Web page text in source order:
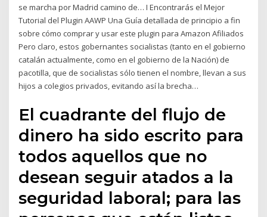
se marcha por Madrid camino de… I Encontrarás el Mejor
Tutorial del Plugin AAWP Una Guía detallada de principio a fin
sobre cómo comprar y usar este plugin para Amazon Afiliados
Pero claro, estos gobernantes socialistas (tanto en el gobierno
catalán actualmente, como en el gobierno de la Nación) de
pacotilla, que de socialistas sólo tienen el nombre, llevan a sus
hijos a colegios privados, evitando así la brecha…
El cuadrante del flujo de
dinero ha sido escrito para
todos aquellos que no
desean seguir atados a la
seguridad laboral; para las